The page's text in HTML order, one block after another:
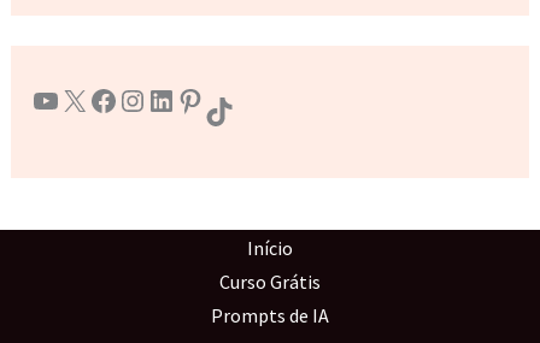
Youtube X Facebook Instagram LinkedIn Pinterest TikTok
Início
Curso Grátis
Prompts de IA